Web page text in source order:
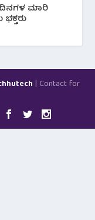
ದಿನಗಳ ಮಾರಿ
| Contact for